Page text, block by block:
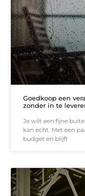
Goedkoop een
zonder in te
Je wilt een fijne
kan echt. Met een
budget en blijft